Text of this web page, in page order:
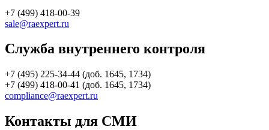
+7 (499) 418-00-39
sale@raexpert.ru
Служба внутреннего контроля
+7 (495) 225-34-44 (доб. 1645, 1734)
+7 (499) 418-00-41 (доб. 1645, 1734)
compliance@raexpert.ru
Контакты для СМИ